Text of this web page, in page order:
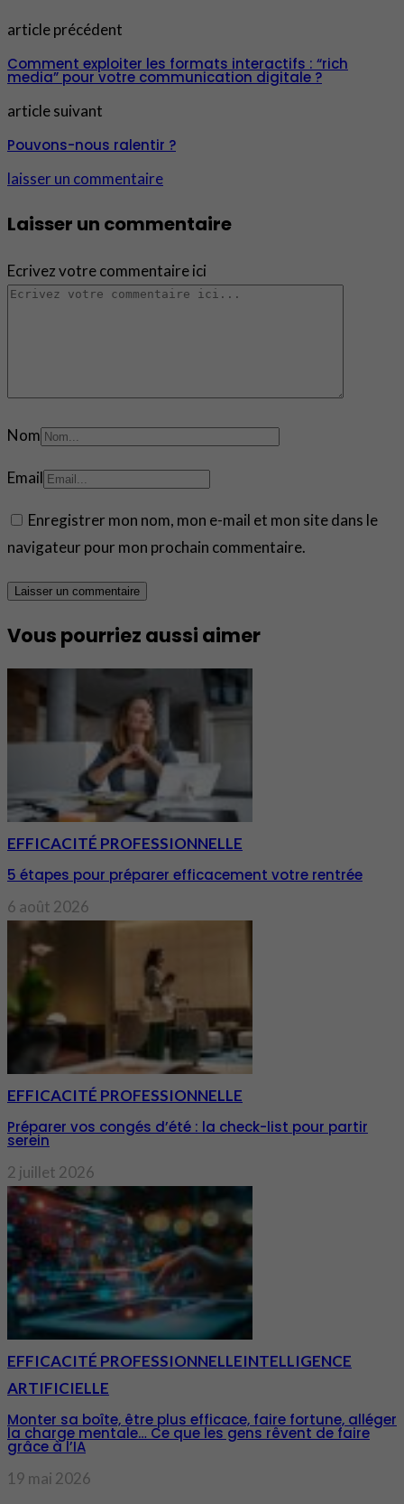
article précédent
Comment exploiter les formats interactifs : “rich
media” pour votre communication digitale ?
article suivant
Pouvons-nous ralentir ?
laisser un commentaire
Laisser un commentaire
Ecrivez votre commentaire ici
Nom
Email
Enregistrer mon nom, mon e-mail et mon site dans le
navigateur pour mon prochain commentaire.
Vous pourriez aussi aimer
EFFICACITÉ PROFESSIONNELLE
5 étapes pour préparer efficacement votre rentrée
6 août 2026
EFFICACITÉ PROFESSIONNELLE
Préparer vos congés d’été : la check-list pour partir
serein
2 juillet 2026
EFFICACITÉ PROFESSIONNELLEINTELLIGENCE
ARTIFICIELLE
Monter sa boîte, être plus efficace, faire fortune, alléger
la charge mentale… Ce que les gens rêvent de faire
grâce à l’IA
19 mai 2026